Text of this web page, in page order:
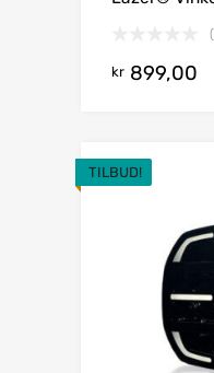
kr 899,00
TILBUD!